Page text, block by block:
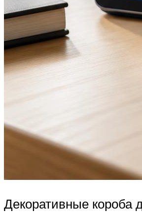
Декоративные короба